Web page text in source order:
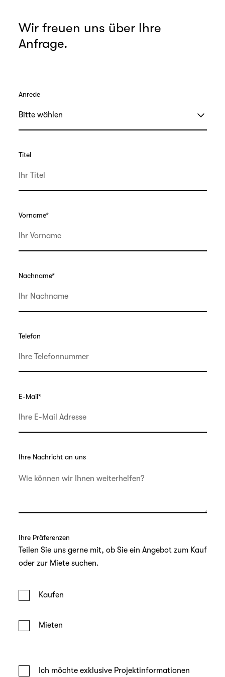
Wir freuen uns über Ihre
Anfrage.
Anrede
Titel
Vorname*
Nachname*
Telefon
E-Mail*
Ihre Nachricht an uns
Ihre Präferenzen
Teilen Sie uns gerne mit, ob Sie ein Angebot zum Kauf
oder zur Miete suchen.
Kaufen
Mieten
Ich möchte exklusive Projektinformationen